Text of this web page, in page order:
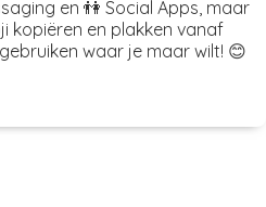
en 👫 Social Apps, maar
kopiëren en plakken vanaf
waar je maar wilt! 😊